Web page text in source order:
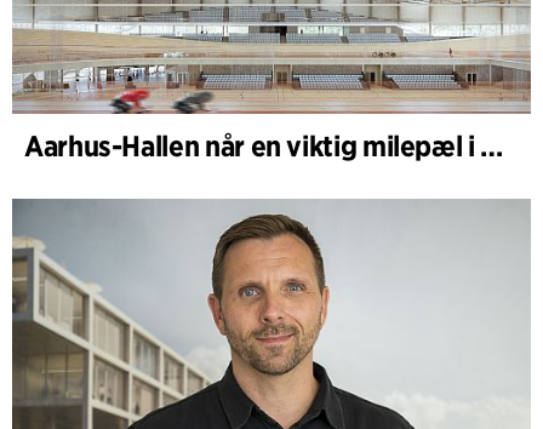
Aarhus-Hallen når en viktig milepæl i den pågående skisseprosessen